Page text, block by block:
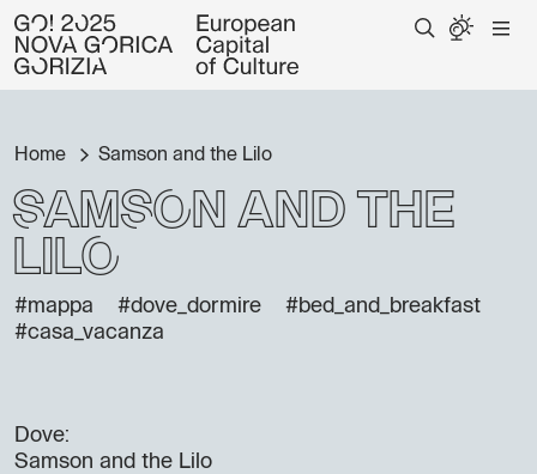
Home Samson and the Lilo
Samson and the
Lilo
#mappa #dove_dormire
#bed_and_breakfast
#casa_vacanza
Dove:
Samson and the Lilo